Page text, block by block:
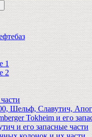
1
2
Шельф, Славутич,
Tokheim и его
и его запасные части